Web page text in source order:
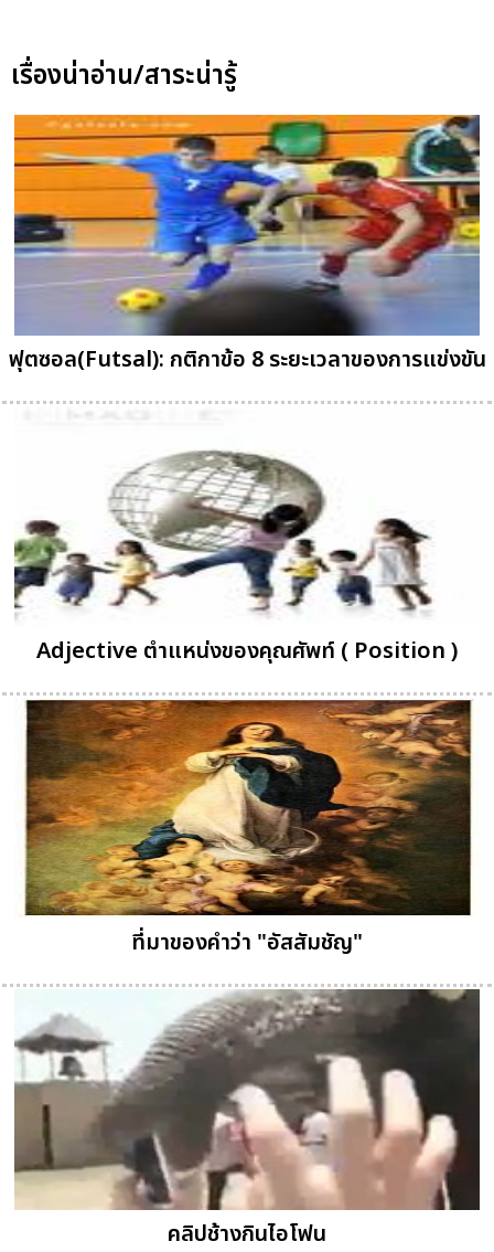
เรื่องน่าอ่าน/สาระน่ารู้
ฟุตซอล(Futsal): กติกาข้อ 8 ระยะเวลาของการแข่งขัน
Adjective ตำแหน่งของคุณศัพท์ ( Position )
ที่มาของคำว่า "อัสสัมชัญ"
คลิปช้างกินไอโฟน